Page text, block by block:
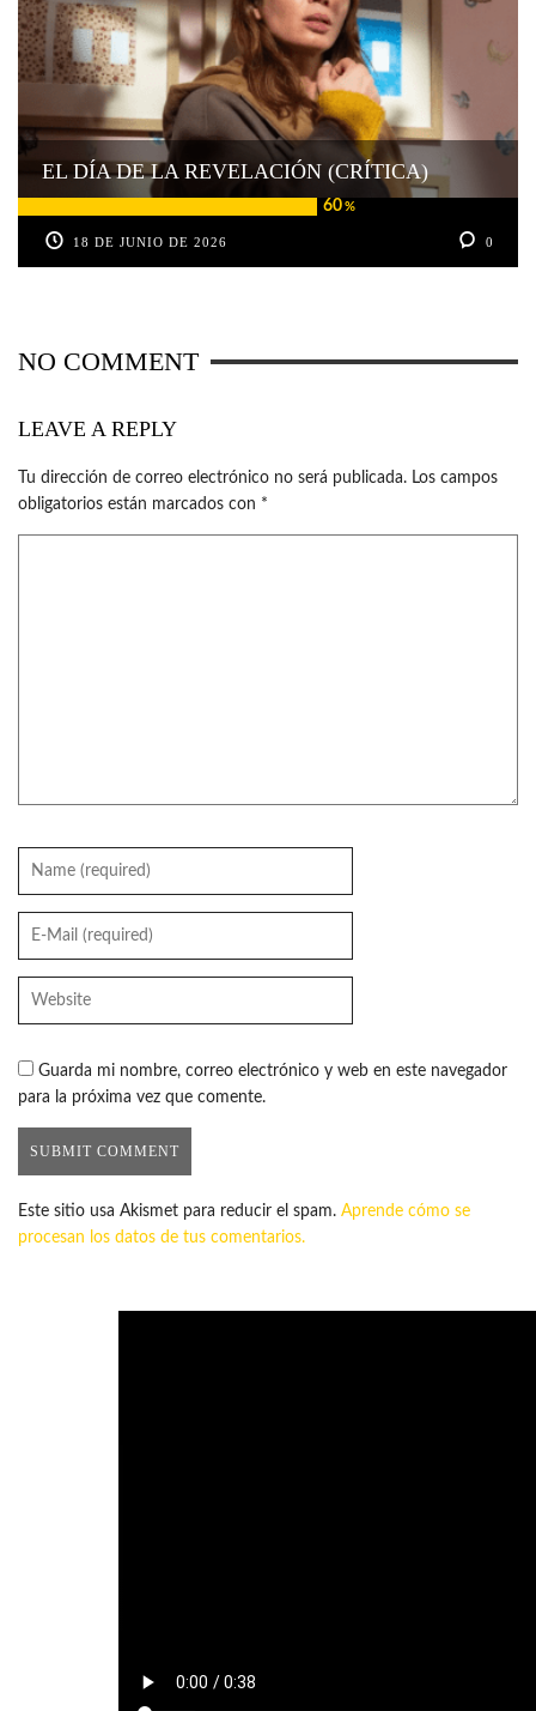
60%
EL DÍA DE LA REVELACIÓN (CRÍTICA)
18 DE JUNIO DE 2026 0
NO COMMENT
LEAVE A REPLY
Tu dirección de correo electrónico no será publicada. Los campos
obligatorios están marcados con *
Guarda mi nombre, correo electrónico y web en este navegador
para la próxima vez que comente.
Este sitio usa Akismet para reducir el spam. Aprende cómo se
procesan los datos de tus comentarios.